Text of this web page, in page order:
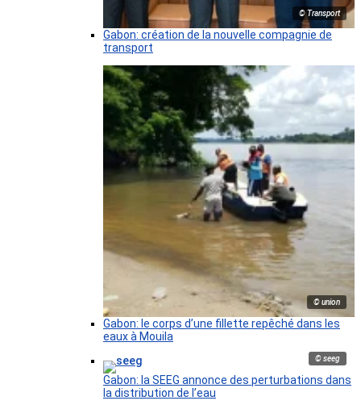
© Transport
Gabon: création de la nouvelle compagnie de
transport
© union
Gabon: le corps d’une fillette repêché dans les
eaux à Mouila
© seeg
Gabon: la SEEG annonce des perturbations dans
la distribution de l’eau